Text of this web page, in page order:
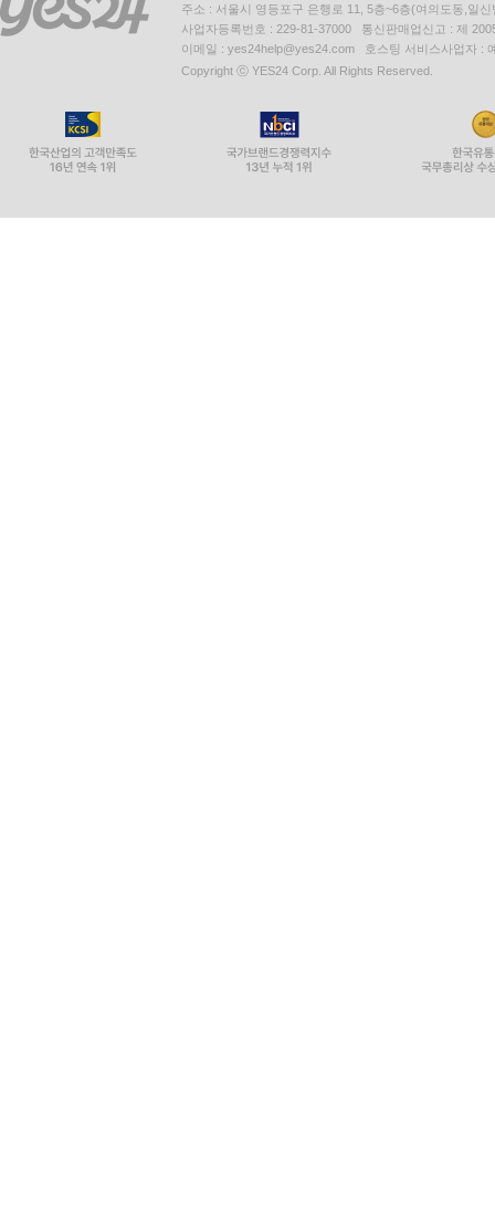
주소 : 서울시 영등포구 은행로 11, 5층~6층(여의도동,일신
사업자등록번호 : 229-81-37000 통신판매업신고 : 제
이메일 : yes24help@yes24.com 호스팅 서비스사업자 :
Copyright ⓒ YES24 Corp. All Rights Reserved.